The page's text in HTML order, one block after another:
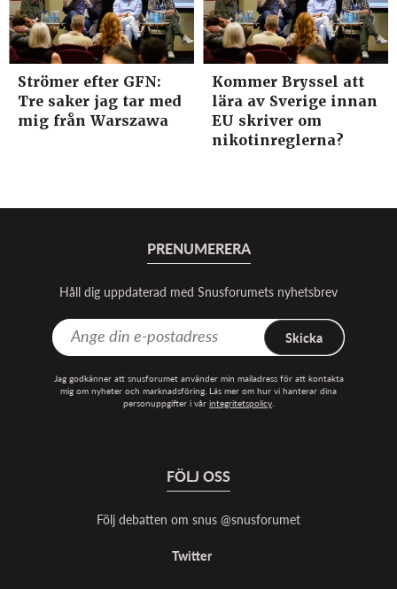
Strömer efter GFN:
Tre saker jag tar med
mig från Warszawa
Kommer Bryssel att
lära av Sverige innan
EU skriver om
nikotinreglerna?
PRENUMERERA
Håll dig uppdaterad med Snusforumets nyhetsbrev
Skicka
Jag godkänner att snusforumet använder min mailadress för att kontakta
mig om nyheter och marknadsföring. Läs mer om hur vi hanterar dina
personuppgifter i vår integritetspolicy.
FÖLJ OSS
Följ debatten om snus @snusforumet
Twitter